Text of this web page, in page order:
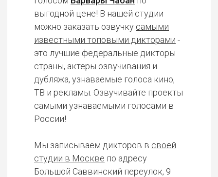
выгодной цене! В нашей студии
можно заказать озвучку самыми
известными топовыми дикторами -
это лучшие федеральные дикторы
страны, актеры озвучивания и
дубляжа, узнаваемые голоса кино,
ТВ и рекламы. Озвучивайте проекты
самыми узнаваемыми голосами в
России!
Мы записываем дикторов в своей
студии в Москве по адресу
Большой Саввинский переулок, 9